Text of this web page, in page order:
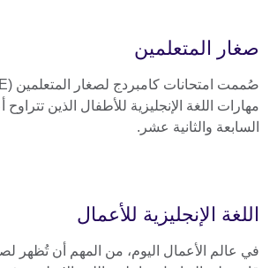
صغار المتعلمين
مهارات اللغة الإنجليزية للأطفال الذين
السابعة والثانية عشر.
اللغة الإنجليزية للأعمال
في عالم الأعمال اليوم، من المهم أن تُظهر